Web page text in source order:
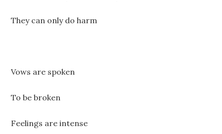
They can only do harm
Vows are spoken
To be broken
Feelings are intense